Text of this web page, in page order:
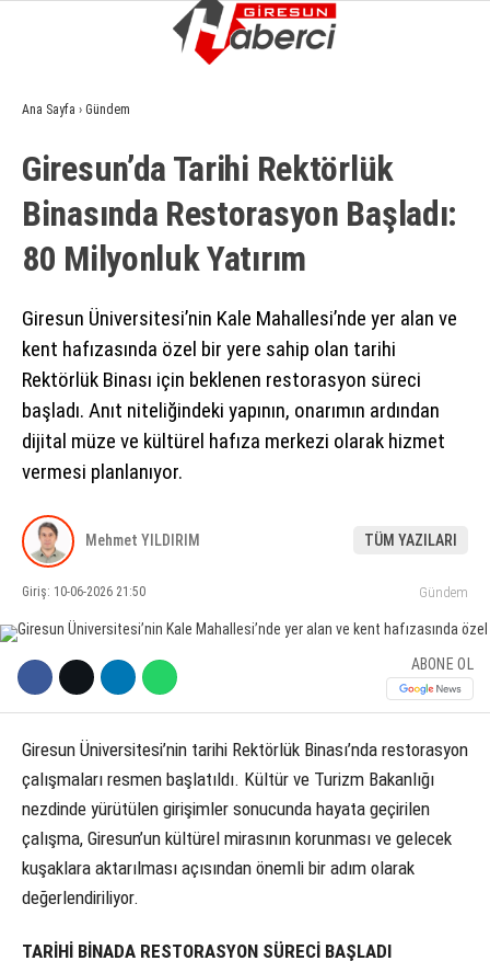
Facebook
Instagram
Youtube
GÜNDEM
EKONOMI
SIYASET
ASAYIŞ
SPOR
YAŞAM
EĞITIM
KÜLTÜR SANAT
Ana Sayfa › Gündem
Giresun’da Tarihi Rektörlük
Binasında Restorasyon Başladı:
80 Milyonluk Yatırım
Giresun Üniversitesi’nin Kale Mahallesi’nde yer alan ve
kent hafızasında özel bir yere sahip olan tarihi
Rektörlük Binası için beklenen restorasyon süreci
başladı. Anıt niteliğindeki yapının, onarımın ardından
dijital müze ve kültürel hafıza merkezi olarak hizmet
vermesi planlanıyor.
Mehmet YILDIRIM TÜM YAZILARI
Giriş: 10-06-2026 21:50 Gündem
ABONE OL
Giresun Üniversitesi’nin tarihi Rektörlük Binası’nda restorasyon
çalışmaları resmen başlatıldı. Kültür ve Turizm Bakanlığı
nezdinde yürütülen girişimler sonucunda hayata geçirilen
çalışma, Giresun’un kültürel mirasının korunması ve gelecek
kuşaklara aktarılması açısından önemli bir adım olarak
değerlendiriliyor.
TARİHİ BİNADA RESTORASYON SÜRECİ BAŞLADI